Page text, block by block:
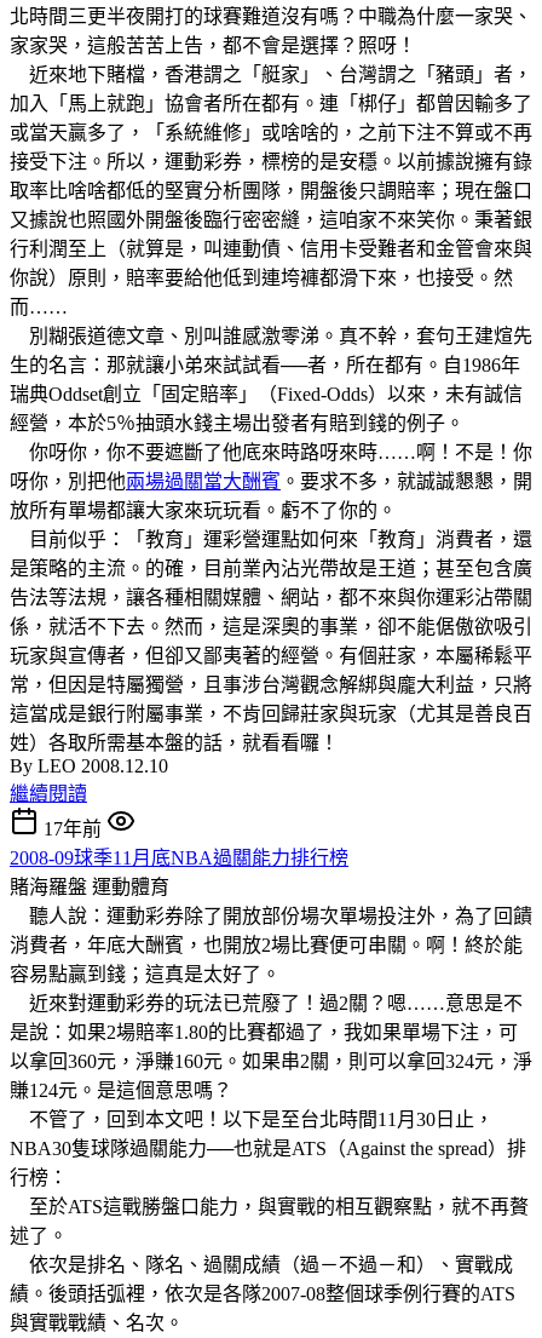
北時間三更半夜開打的球賽難道沒有嗎？中職為什麼一家哭、
家家哭，這般苦苦上告，都不會是選擇？照呀！
近來地下賭檔，香港謂之「艇家」、台灣謂之「豬頭」者，
加入「馬上就跑」協會者所在都有。連「梆仔」都曾因輸多了
或當天贏多了，「系統維修」或啥啥的，之前下注不算或不再
接受下注。所以，運動彩券，標榜的是安穩。以前據說擁有錄
取率比啥啥都低的堅實分析團隊，開盤後只調賠率；現在盤口
又據說也照國外開盤後臨行密密縫，這咱家不來笑你。秉著銀
行利潤至上（就算是，叫連動債、信用卡受難者和金管會來與
你說）原則，賠率要給他低到連垮褲都滑下來，也接受。然
而……
別糊張道德文章、別叫誰感激零涕。真不幹，套句王建煊先
生的名言：那就讓小弟來試試看──者，所在都有。自1986年
瑞典Oddset創立「固定賠率」（Fixed-Odds）以來，未有誠信
經營，本於5％抽頭水錢主場出發者有賠到錢的例子。
你呀你，你不要遮斷了他底來時路呀來時……啊！不是！你
呀你，別把他兩場過關當大酬賓 。要求不多，就誠誠懇懇，開
放所有單場都讓大家來玩玩看。虧不了你的。
目前似乎：「教育」運彩營運點如何來「教育」消費者，還
是策略的主流。的確，目前業內沾光帶故是王道；甚至包含廣
告法等法規，讓各種相關媒體、網站，都不來與你運彩沾帶關
係，就活不下去。然而，這是深奧的事業，卻不能倨傲欲吸引
玩家與宣傳者，但卻又鄙夷著的經營。有個莊家，本屬稀鬆平
常，但因是特屬獨營，且事涉台灣觀念解綁與龐大利益，只將
這當成是銀行附屬事業，不肯回歸莊家與玩家（尤其是善良百
姓）各取所需基本盤的話，就看看囉！
By LEO 2008.12.10
繼續閱讀
17年前
2008-09球季11月底NBA過關能力排行榜
賭海羅盤 運動體育
聽人說：運動彩券除了開放部份場次單場投注外，為了回饋
消費者，年底大酬賓，也開放2場比賽便可串關。啊！終於能
容易點贏到錢；這真是太好了。
近來對運動彩券的玩法已荒廢了！過2關？嗯……意思是不
是說：如果2場賠率1.80的比賽都過了，我如果單場下注，可
以拿回360元，淨賺160元。如果串2關，則可以拿回324元，淨
賺124元。是這個意思嗎？
不管了，回到本文吧！以下是至台北時間11月30日止，
NBA30隻球隊過關能力──也就是ATS（Against the spread）排
行榜：
至於ATS這戰勝盤口能力，與實戰的相互觀察點，就不再贅
述了。
依次是排名、隊名、過關成績（過－不過－和）、實戰成
績。後頭括弧裡，依次是各隊2007-08整個球季例行賽的ATS
與實戰戰績、名次。